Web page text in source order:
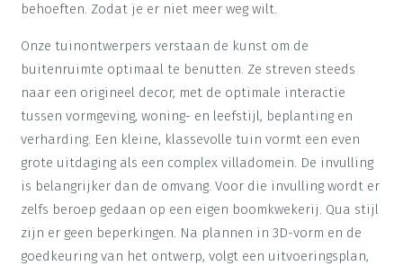
behoeften. Zodat je er niet meer weg wilt.
Onze tuinontwerpers verstaan de kunst om de
buitenruimte optimaal te benutten. Ze streven steeds
naar een origineel decor, met de optimale interactie
tussen vormgeving, woning- en leefstijl, beplanting en
verharding. Een kleine, klassevolle tuin vormt een even
grote uitdaging als een complex villadomein. De invulling
is belangrijker dan de omvang. Voor die invulling wordt er
zelfs beroep gedaan op een eigen boomkwekerij. Qua stijl
zijn er geen beperkingen. Na plannen in 3D-vorm en de
goedkeuring van het ontwerp, volgt een uitvoeringsplan,